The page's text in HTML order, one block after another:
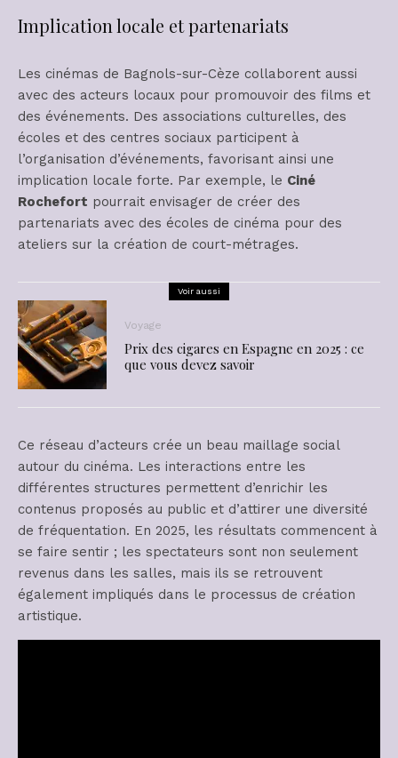
Implication locale et partenariats
Les cinémas de Bagnols-sur-Cèze collaborent aussi
avec des acteurs locaux pour promouvoir des films et
des événements. Des associations culturelles, des
écoles et des centres sociaux participent à
l’organisation d’événements, favorisant ainsi une
implication locale forte. Par exemple, le Ciné
Rochefort pourrait envisager de créer des
partenariats avec des écoles de cinéma pour des
ateliers sur la création de court-métrages.
Voir aussi
Voyage
Prix des cigares en Espagne en 2025 : ce
que vous devez savoir
Ce réseau d’acteurs crée un beau maillage social
autour du cinéma. Les interactions entre les
différentes structures permettent d’enrichir les
contenus proposés au public et d’attirer une diversité
de fréquentation. En 2025, les résultats commencent à
se faire sentir ; les spectateurs sont non seulement
revenus dans les salles, mais ils se retrouvent
également impliqués dans le processus de création
artistique.